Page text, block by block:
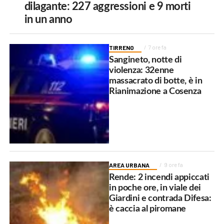
dilagante: 227 aggressioni e 9 morti
in un anno
TIRRENO 7 ore fa
Sangineto, notte di
violenza: 32enne
massacrato di botte, è in
Rianimazione a Cosenza
AREA URBANA 9 ore fa
Rende: 2 incendi appiccati
in poche ore, in viale dei
Giardini e contrada Difesa:
è caccia al piromane